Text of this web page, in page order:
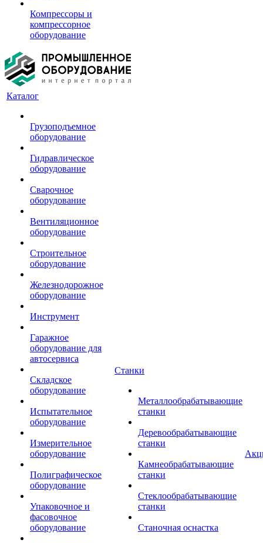
Компрессоры и
компрессорное
оборудование
Каталог
Грузоподъемное
оборудование
Гидравлическое
оборудование
Сварочное
оборудование
Вентиляционное
оборудование
Строительное
оборудование
Железнодорожное
оборудование
Инструмент
Гаражное
оборудование для
автосервиса
Складское
оборудование
Испытательное
оборудование
Измерительное
оборудование
Полиграфическое
оборудование
Упаковочное и
фасовочное
оборудование
Станки
Металлообрабатывающие
станки
Деревообрабатывающие
станки
Камнеобрабатывающие
станки
Стеклообрабатывающие
станки
Станочная оснастка